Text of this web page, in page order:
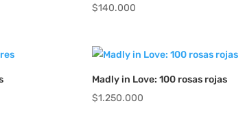
$140.000
Madly in Love: 100 rosas rojas
$1.250.000